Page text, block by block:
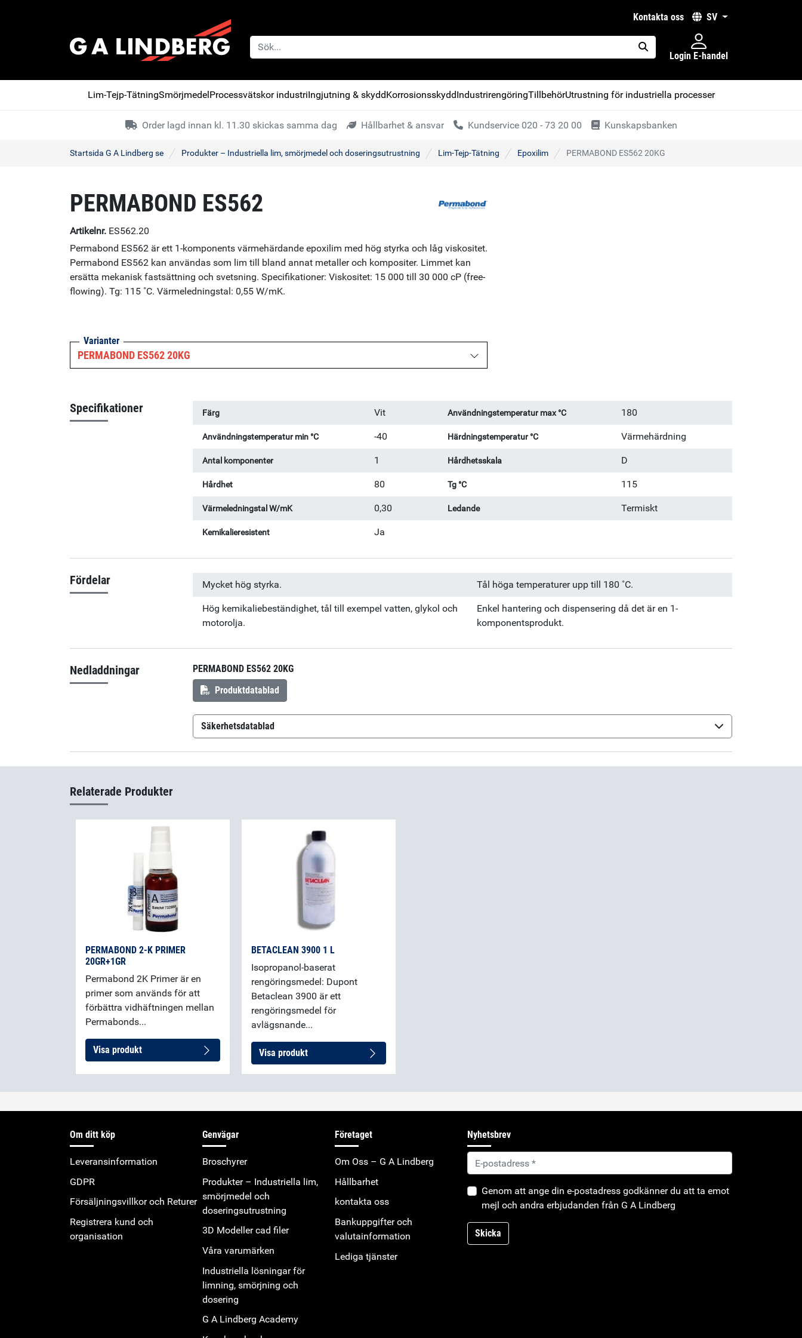
kontakta oss SV
placeholder.search
Login E-handel
Lim-Tejp-TätningSmörjmedelProcessvätskor industriIngjutning & skyddKorrosionsskyddIndustrirengöringTillbehörUtrustning för industriella processer
Order lagd innan kl. 11.30 skickas samma dag Hållbarhet & ansvar Kundservice 020 - 73 20 00 Kunskapsbanken
Startsida G A Lindberg se Produkter – Industriella lim, smörjmedel och doseringsutrustning Lim-Tejp-Tätning Epoxilim PERMABOND ES562 20KG
PERMABOND ES562
Artikelnr. ES562.20
Permabond ES562 är ett 1-komponents värmehärdande epoxilim med hög styrka och låg viskositet.
Permabond ES562 kan användas som lim till bland annat metaller och kompositer. Limmet kan
ersätta mekanisk fastsättning och svetsning. Specifikationer: Viskositet: 15 000 till 30 000 cP (free-
flowing). Tg: 115 ˚C. Värmeledningstal: 0,55 W/mK.
Varianter
PERMABOND ES562 20KG
Specifikationer Färg Vit Användningstemperatur max °C 180
Användningstemperatur min °C -40 Härdningstemperatur °C Värmehärdning
Antal komponenter 1 Hårdhetsskala D
Hårdhet 80 Tg °C 115
Värmeledningstal W/mK 0,30 Ledande Termiskt
Kemikalieresistent Ja
Fördelar Mycket hög styrka. Tål höga temperaturer upp till 180 ˚C.
Hög kemikaliebeständighet, tål till exempel vatten, glykol och
motorolja.
Enkel hantering och dispensering då det är en 1-
komponentsprodukt.
Nedladdningar
PERMABOND ES562 20KG
Produktdatablad
Säkerhetsdatablad
Permabond ES562 (sv-SE)
Relaterade Produkter
PERMABOND 2-K PRIMER
20GR+1GR
Permabond 2K Primer är en
primer som används för att
förbättra vidhäftningen mellan
Permabonds...
Visa produkt
BETACLEAN 3900 1 L
Isopropanol-baserat
rengöringsmedel: Dupont
Betaclean 3900 är ett
rengöringsmedel för
avlägsnande...
Visa produkt
Om ditt köp
Leveransinformation
GDPR
Försäljningsvillkor och Returer
Registrera kund och
organisation
Genvägar
Broschyrer
Produkter – Industriella lim,
smörjmedel och
doseringsutrustning
3D Modeller cad filer
Våra varumärken
Industriella lösningar för
limning, smörjning och
dosering
G A Lindberg Academy
Företaget
Om Oss – G A Lindberg
Hållbarhet
kontakta oss
Bankuppgifter och
valutainformation
Lediga tjänster
Nyhetsbrev
Genom att ange din e-postadress godkänner du att ta emot
mejl och andra erbjudanden från G A Lindberg
Skicka